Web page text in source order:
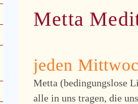
Metta
jeden
Metta (bedingungslose
alle in uns tragen, die